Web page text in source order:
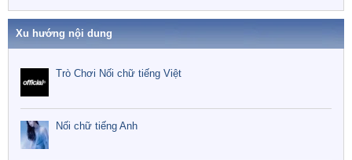
Xu hướng nội dung
Trò Chơi Nối chữ tiếng Việt
Nối chữ tiếng Anh